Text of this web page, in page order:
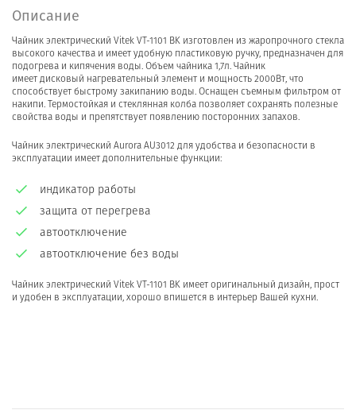
Описание
Чайник электрический Vitek VT-1101 BK изготовлен из жаропрочного стекла
высокого качества и имеет удобную пластиковую ручку, предназначен для
подогрева и кипячения воды. Объем чайника 1,7л. Чайник
имеет дисковый нагревательный элемент и мощность 2000Вт, что
способствует быстрому закипанию воды. Оснащен съемным фильтром от
накипи. Термостойкая и стеклянная колба позволяет сохранять полезные
свойства воды и препятствует появлению посторонних запахов.
Чайник электрический Aurora AU3012 для удобства и безопасности в
эксплуатации имеет дополнительные функции:
индикатор работы
защита от перегрева
автоотключение
автоотключение без воды
Чайник электрический Vitek VT-1101 BK имеет оригинальный дизайн, прост
и удобен в эксплуатации, хорошо впишется в интерьер Вашей кухни.